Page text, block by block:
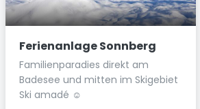
Ferienanlage Sonnberg
Familienparadies direkt am
Badesee und mitten im Skigebiet
Ski amadé ☺